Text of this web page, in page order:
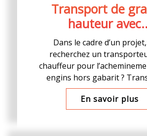
Transport de
hauteur
Dans le cadre d’un
recherchez un
chauffeur pour
engins hors gabarit ?
En savoir plus